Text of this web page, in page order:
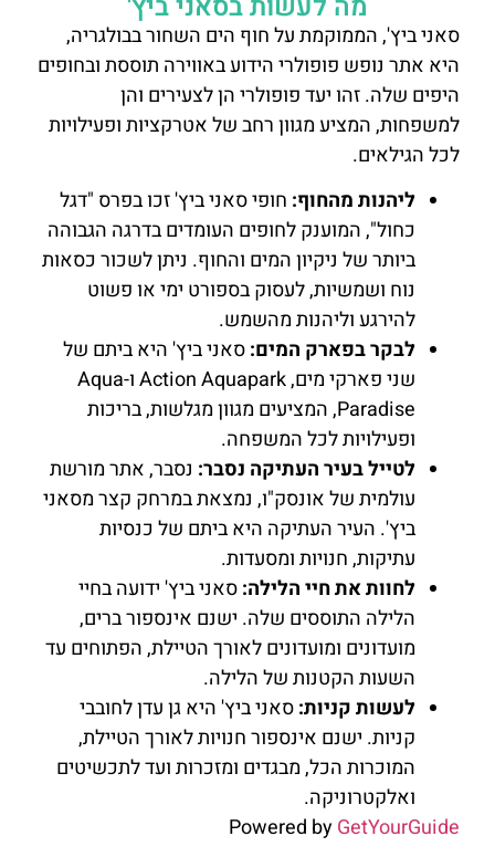
סאני ביץ', הממוקמת על חוף הים השחור בבולגריה,
היא אתר נופש פופולרי הידוע באווירה תוססת ובחופים
היפים שלה. זהו יעד פופולרי הן לצעירים והן
למשפחות, המציע מגוון רחב של אטרקציות ופעילויות
לכל הגילאים.
ליהנות מהחוף: חופי סאני ביץ' זכו בפרס "דגל
כחול", המוענק לחופים העומדים בדרגה הגבוהה
ביותר של ניקיון המים והחוף. ניתן לשכור כסאות
נוח ושמשיות, לעסוק בספורט ימי או פשוט
להירגע וליהנות מהשמש.
לבקר בפארק המים:סאני ביץ' היא ביתם של
שני פארקי מים, Action Aquapark ו-Aqua
Paradise, המציעים מגוון מגלשות, בריכות
ופעילויות לכל המשפחה.
לטייל בעיר העתיקה נסבר: נסבר, אתר מורשת
עולמית של אונסק"ו, נמצאת במרחק קצר מסאני
ביץ'. העיר העתיקה היא ביתם של כנסיות
עתיקות, חנויות ומסעדות.
לחוות את חיי הלילה:סאני ביץ' ידועה בחיי
הלילה התוססים שלה. ישנם אינספור ברים,
מועדונים ומועדונים לאורך הטיילת, הפתוחים עד
השעות הקטנות של הלילה.
לעשות קניות:סאני ביץ' היא גן עדן לחובבי
קניות. ישנם אינספור חנויות לאורך הטיילת,
המוכרות הכל, מבגדים ומזכרות ועד לתכשיטים
ואלקטרוניקה.
Powered byGetYourGuide